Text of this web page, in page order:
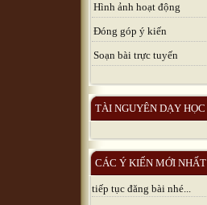
Hình ảnh hoạt động
Đóng góp ý kiến
Soạn bài trực tuyến
TÀI NGUYÊN DẠY HỌC
CÁC Ý KIẾN MỚI NHẤT
tiếp tục đăng bài nhé...